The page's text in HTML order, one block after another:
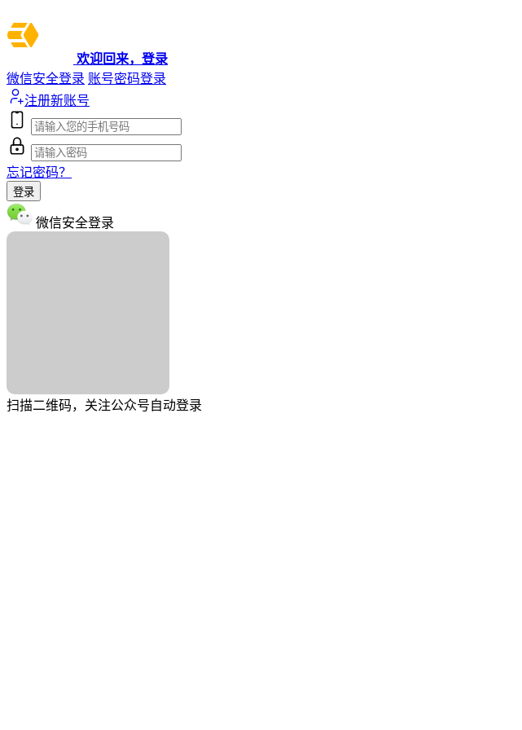
欢迎回来，登录
微信安全登录 账号密码登录
注册新账号
忘记密码？
登录
微信安全登录
扫描二维码，关注公众号自动登录